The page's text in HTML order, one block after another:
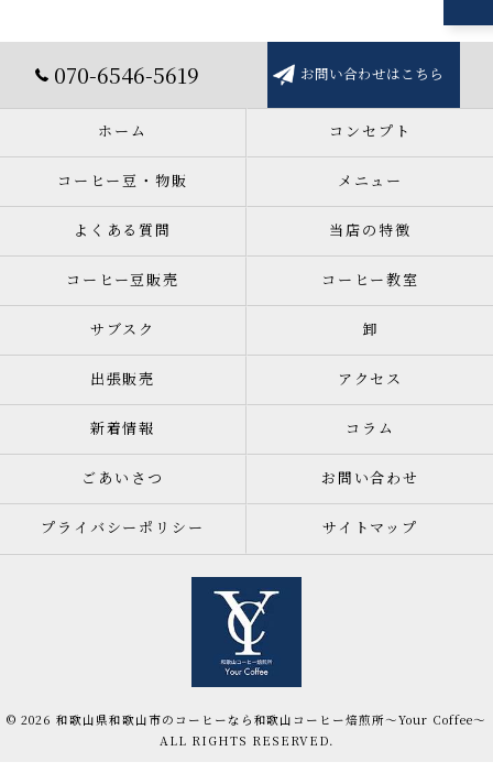
070-6546-5619 お問い合わせはこちら
ホーム コンセプト
コーヒー豆・物販 メニュー
よくある質問 当店の特徴
コーヒー豆販売 コーヒー教室
サブスク 卸
出張販売 アクセス
新着情報 コラム
ごあいさつ お問い合わせ
プライバシーポリシー サイトマップ
© 2026 和歌山県和歌山市のコーヒーなら和歌山コーヒー焙煎所〜Your Coffee〜
ALL RIGHTS RESERVED.